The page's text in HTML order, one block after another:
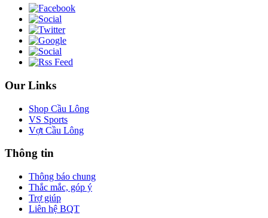
Our Links
Shop Cầu Lông
VS Sports
Vợt Cầu Lông
Thông tin
Thông báo chung
Thắc mắc, góp ý
Trợ giúp
Liên hệ BQT